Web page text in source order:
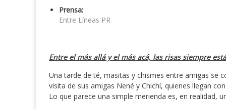
Prensa:
Entre Líneas PR
Entre el más allá y el más acá, las risas siempre
Una tarde de té, masitas y chismes entre amigas se
visita de sus amigas Nené y Chichí, quienes llegan
Lo que parece una simple merienda es, en realidad,